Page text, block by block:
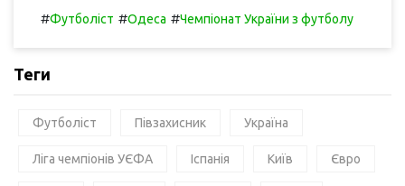
#Футболіст #Одеса #Чемпіонат України з футболу
Теги
Футболіст Півзахисник Україна
Ліга чемпіонів УЄФА Іспанія Київ Євро